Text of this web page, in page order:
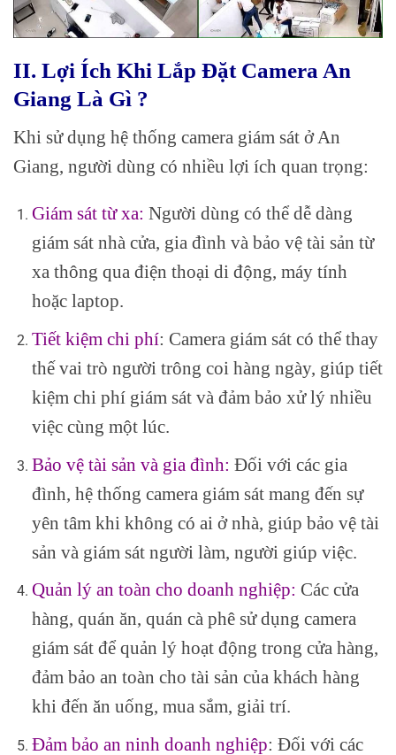
II. Lợi Ích Khi Lắp Đặt Camera An
Giang Là Gì ?
Khi sử dụng hệ thống camera giám sát ở An
Giang, người dùng có nhiều lợi ích quan trọng:
Giám sát từ xa: Người dùng có thể dễ dàng
giám sát nhà cửa, gia đình và bảo vệ tài sản từ
xa thông qua điện thoại di động, máy tính
hoặc laptop.
Tiết kiệm chi phí: Camera giám sát có thể thay
thế vai trò người trông coi hàng ngày, giúp tiết
kiệm chi phí giám sát và đảm bảo xử lý nhiều
việc cùng một lúc.
Bảo vệ tài sản và gia đình: Đối với các gia
đình, hệ thống camera giám sát mang đến sự
yên tâm khi không có ai ở nhà, giúp bảo vệ tài
sản và giám sát người làm, người giúp việc.
Quản lý an toàn cho doanh nghiệp: Các cửa
hàng, quán ăn, quán cà phê sử dụng camera
giám sát để quản lý hoạt động trong cửa hàng,
đảm bảo an toàn cho tài sản của khách hàng
khi đến ăn uống, mua sắm, giải trí.
Đảm bảo an ninh doanh nghiệp: Đối với các